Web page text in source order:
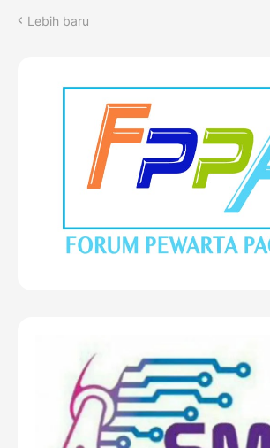
Lebih baru